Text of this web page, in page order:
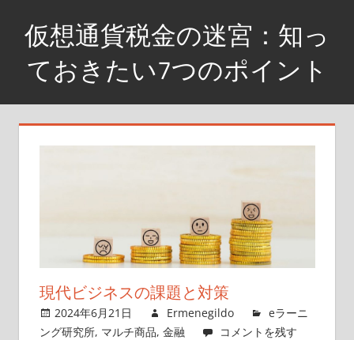
ツ
仮想通貨税金の迷宮：知っ
ておきたい7つのポイント
仮
想
現代ビジネスの課題と対策
2024年6月21日 Ermenegildo
eラーニ
ング研究所, マルチ商品, 金融 コメントを残す